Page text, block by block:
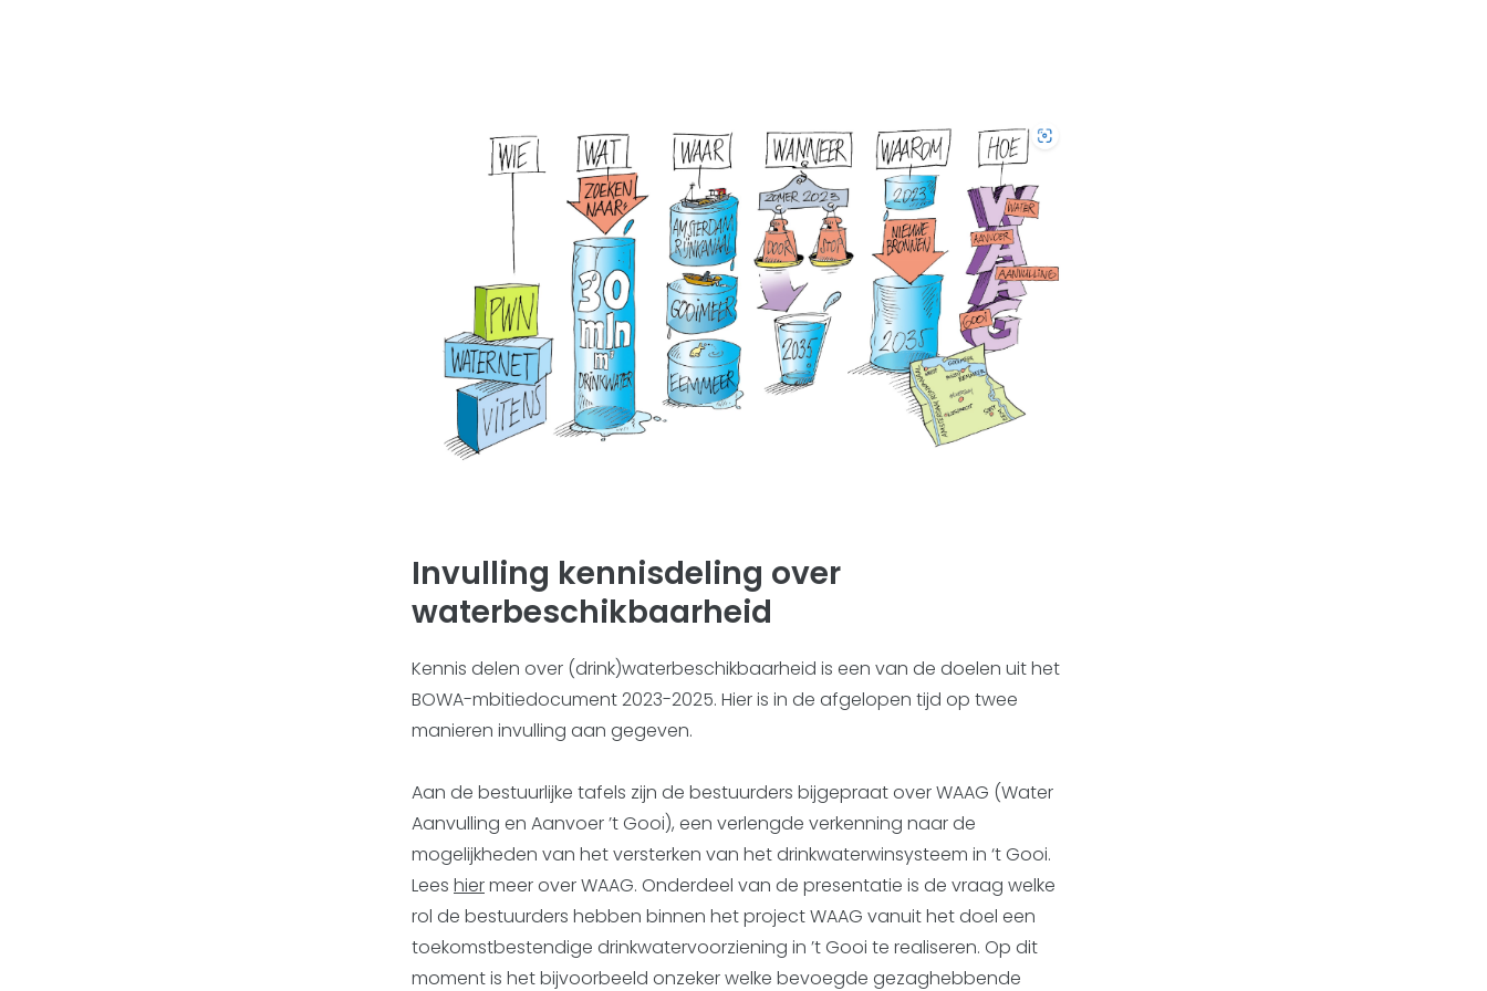
Invulling kennisdeling over
waterbeschikbaarheid
Kennis delen over (drink)waterbeschikbaarheid is een van de doelen uit het
BOWA-mbitiedocument 2023-2025. Hier is in de afgelopen tijd op twee
manieren invulling aan gegeven.
Aan de bestuurlijke tafels zijn de bestuurders bijgepraat over WAAG (Water
Aanvulling en Aanvoer ’t Gooi), een verlengde verkenning naar de
mogelijkheden van het versterken van het drinkwaterwinsysteem in ‘t Gooi.
Lees hiermeer over WAAG. Onderdeel van de presentatie is de vraag welke
rol de bestuurders hebben binnen het project WAAG vanuit het doel een
toekomstbestendige drinkwatervoorziening in ’t Gooi te realiseren. Op dit
moment is het bijvoorbeeld onzeker welke bevoegde gezaghebbende